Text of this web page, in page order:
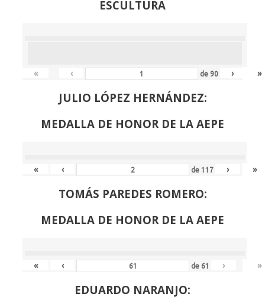
ESCULTURA
« ‹ de 90 › »
JULIO LÓPEZ HERNÁNDEZ:
MEDALLA DE HONOR DE LA AEPE
« ‹ de117 › »
TOMÁS PAREDES ROMERO:
MEDALLA DE HONOR DE LA AEPE
« ‹ de 61 › »
EDUARDO NARANJO: